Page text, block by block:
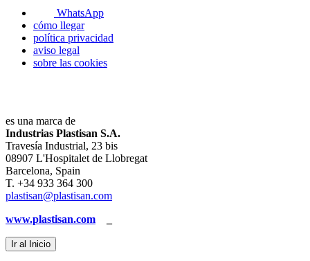
WhatsApp
cómo llegar
política privacidad
aviso legal
sobre las cookies
es una marca de
Industrias Plastisan S.A.
Travesía Industrial, 23 bis
08907 L'Hospitalet de Llobregat
Barcelona, Spain
T. +34 933 364 300
plastisan@plastisan.com
www.plastisan.com
Ir al Inicio